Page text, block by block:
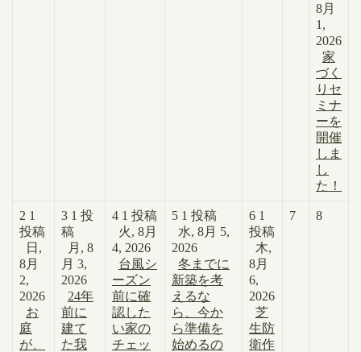
8月
1,
2026
家
づく
りセ
ミナ
ーを
開催
しま
し
た！
2 1
投稿
日,
8月
2,
2026
お
庭
が、
3 1 投
稿
月, 8
月 3,
2026
24年
前に
建て
た我
4 1 投稿
火, 8月
4, 2026
台風シ
ーズン
前に確
認した
い家の
チェッ
5 1 投稿
水, 8月 5,
2026
冬までに
新築を考
えるな
ら、今か
ら準備を
始めるの
6 1
投稿
木,
8月
6,
2026
芝
生防
衛作
7 8